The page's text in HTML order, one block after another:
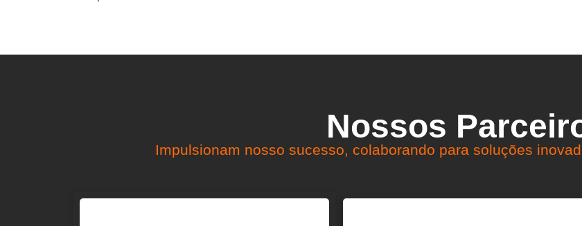
Nossos
Impulsionam nosso sucesso, colaborando para soluções